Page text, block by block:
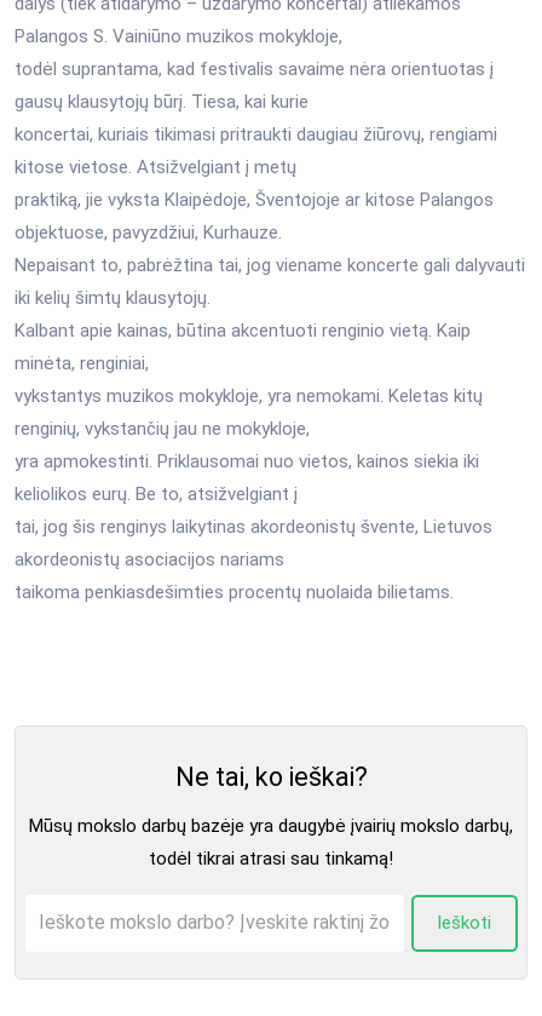
Palangos S. Vainiūno muzikos mokykloje,
todėl suprantama, kad festivalis savaime nėra orientuotas į
gausų klausytojų būrį. Tiesa, kai kurie
koncertai, kuriais tikimasi pritraukti daugiau žiūrovų, rengiami
kitose vietose. Atsižvelgiant į metų
praktiką, jie vyksta Klaipėdoje, Šventojoje ar kitose Palangos
objektuose, pavyzdžiui, Kurhauze.
Nepaisant to, pabrėžtina tai, jog viename koncerte gali dalyvauti
iki kelių šimtų klausytojų.
Kalbant apie kainas, būtina akcentuoti renginio vietą. Kaip
minėta, renginiai,
vykstantys muzikos mokykloje, yra nemokami. Keletas kitų
renginių, vykstančių jau ne mokykloje,
yra apmokestinti. Priklausomai nuo vietos, kainos siekia iki
keliolikos eurų. Be to, atsižvelgiant į
tai, jog šis renginys laikytinas akordeonistų švente, Lietuvos
akordeonistų asociacijos nariams
taikoma penkiasdešimties procentų nuolaida bilietams.
Ne tai, ko ieškai?
Mūsų mokslo darbų bazėje yra daugybė įvairių mokslo darbų,
todėl tikrai atrasi sau tinkamą!
Ieškoti